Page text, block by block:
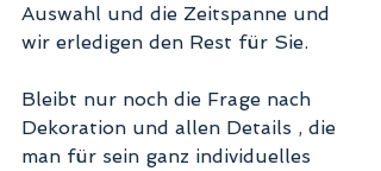
Auswahl und die Zeitspanne und
wir erledigen den Rest für Sie.
Bleibt nur noch die Frage nach
Dekoration und allen Details , die
man für sein ganz individuelles